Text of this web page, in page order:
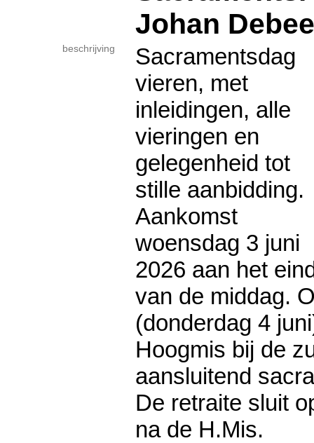
Johan
beschrijving
Sacramentsdag
vieren, met
inleidingen, alle
vieringen en
gelegenheid tot
stille aanbidding.
Aankomst
woensdag 3 juni
2026 aan het
van de middag.
(donderdag 4
Hoogmis bij de
aansluitend
De retraite sluit
na de H.Mis.